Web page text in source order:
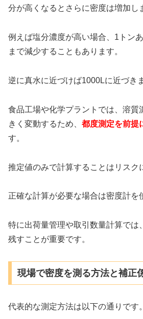
分が高くなるとさらに密度は増加し
例えば塩分濃度が高い場合、1トン
まで減少することもあります。
逆に真水に近づけば1000Lに近づき
食品工場や化学プラントでは、溶質
きく変動するため、 都度測定を前提
す。
推定値のみで計算することはリスク
正確な計算が必要な場合は密度計を
特に出荷量管理や取引数量計算では
残すことが重要です。
現場で密度を測る方法と補正
代表的な測定方法は以下の通りです。